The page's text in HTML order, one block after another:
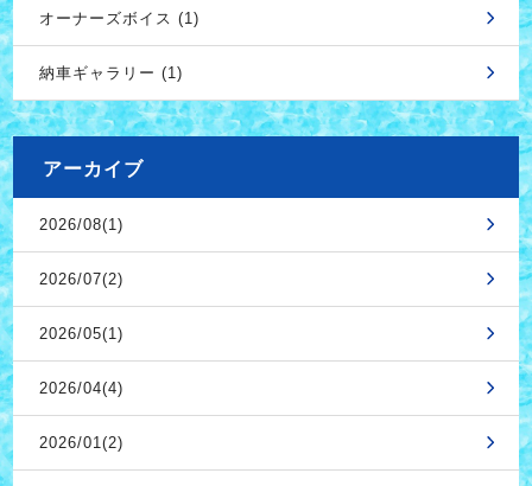
オーナーズボイス (1)
納車ギャラリー (1)
アーカイブ
2026/08(1)
2026/07(2)
2026/05(1)
2026/04(4)
2026/01(2)